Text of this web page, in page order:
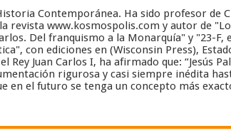
Contemporánea. Ha sido profesor de
revista www.kosmospolis.com y autor de
Del franquismo a la Monarquía" y "23-
con ediciones en (Wisconsin Press),
Rey Juan Carlos I, ha afirmado que:
rigurosa y casi siempre inédita
el futuro se tenga un concepto más